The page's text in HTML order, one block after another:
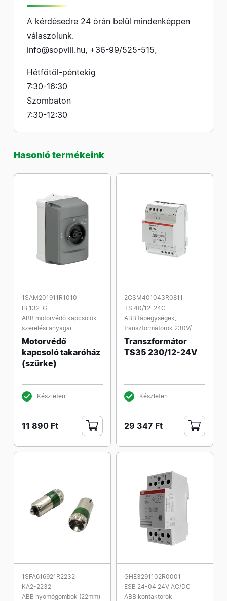
A kérdésedre 24 órán belül mindenképpen
válaszolunk.
info@sopvill.hu, +36-99/525-515,
Hétfőtől-péntekig
7:30-16:30
Szombaton
7:30-12:30
Hasonló termékeink
1SAM201911R1010
IB 132-G
ABB motorvédő kapcsolók
szerelési anyagai
Motorvédő
kapcsoló takaróház
(szürke)
Készleten
11 890 Ft
2CSM401043R0811
TS 40/12-24C
ABB tápegységek,
transzformátorok 230V/
Transzformátor
TS35 230/12-24V
Készleten
29 347 Ft
1SFA616921R2232
KA2-2232
ABB nyomógombok (22mm)
GHE3291102R0001
ESB 24-04 24V AC/DC
ABB kontaktorok